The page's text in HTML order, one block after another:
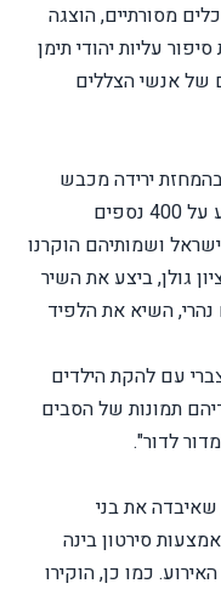
מסורתיים, הוצגה
עליות יהודי תימן
של אנשי הצללים
ירידה מכבש
מטוס בלבוש תימני מסורתי. עד כה, ידוע על 400 נספים
ושמותיהם הוקרנו
גולן, ביצע את השיר
השיא את הלפיד
עם להקת הילדים
תמונות של הסבים
לדור".
המרגש של מרים ליבי, בת 102, שאיבדה את בני
סירטון בינה
כמו כן, הוקירו